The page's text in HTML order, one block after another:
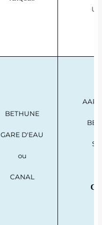
BETHUNE
GARE D'EAU
ou
CANAL